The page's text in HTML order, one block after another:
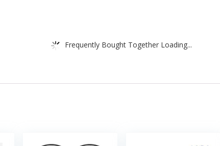
Frequently Bought Together Loading...